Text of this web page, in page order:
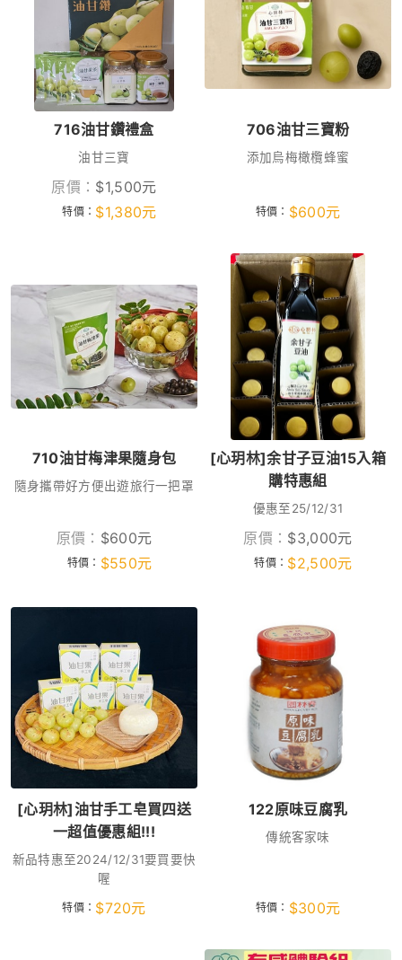
716油甘鑽禮盒
油甘三寶
原價： $1,500元
特價： $1,380元
706油甘三寶粉
添加烏梅橄欖蜂蜜
特價： $600元
710油甘梅津果隨身包
隨身攜帶好方便出遊旅行一把罩
原價： $600元
特價： $550元
[心玥林]余甘子豆油15入箱
購特惠組
優惠至25/12/31
原價： $3,000元
特價： $2,500元
[心玥林]油甘手工皂買四送
一超值優惠組!!!
新品特惠至2024/12/31要買要快
喔
特價： $720元
122原味豆腐乳
傳統客家味
特價： $300元